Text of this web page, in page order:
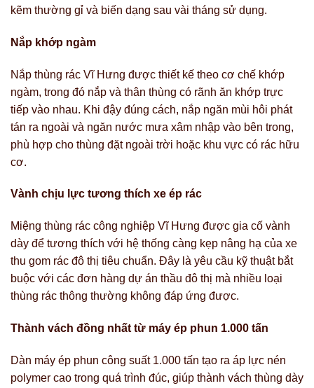
kẽm thường gỉ và biến dạng sau vài tháng sử dụng.
Nắp khớp ngàm
Nắp thùng rác Vĩ Hưng được thiết kế theo cơ chế khớp
ngàm, trong đó nắp và thân thùng có rãnh ăn khớp trực
tiếp vào nhau. Khi đậy đúng cách, nắp ngăn mùi hôi phát
tán ra ngoài và ngăn nước mưa xâm nhập vào bên trong,
phù hợp cho thùng đặt ngoài trời hoặc khu vực có rác hữu
cơ.
Vành chịu lực tương thích xe ép rác
Miệng thùng rác công nghiệp Vĩ Hưng được gia cố vành
dày để tương thích với hệ thống càng kẹp nâng hạ của xe
thu gom rác đô thị tiêu chuẩn. Đây là yêu cầu kỹ thuật bắt
buộc với các đơn hàng dự án thầu đô thị mà nhiều loại
thùng rác thông thường không đáp ứng được.
Thành vách đồng nhất từ máy ép phun 1.000 tấn
Dàn máy ép phun công suất 1.000 tấn tạo ra áp lực nén
polymer cao trong quá trình đúc, giúp thành vách thùng dày